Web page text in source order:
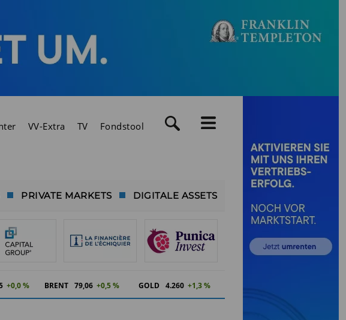
VV-Extra TV Fondstool
PRIVATE MARKETS DIGITALE ASSETS
+0,0 % BRENT 79,06 +0,5 % GOLD 4.260 +1,3 %